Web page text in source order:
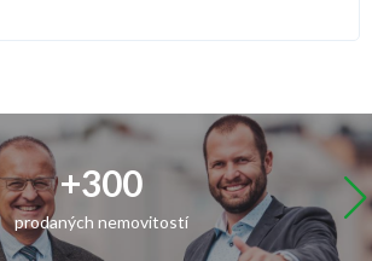
10 let
na trhus realitami